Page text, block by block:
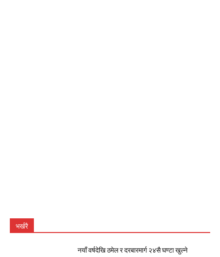
भर्खरै
नयाँ वर्षदेखि ठमेल र दरबारमार्ग २४सै घण्टा खुल्ने